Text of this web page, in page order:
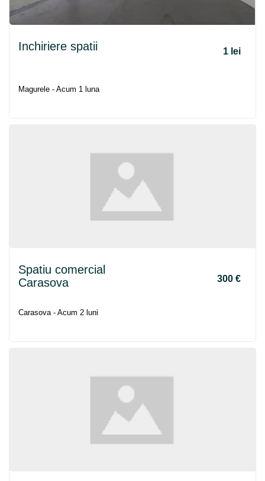
Inchiriere spatii 1 lei
Magurele - Acum 1 luna
Spatiu comercial
Carasova
300 €
Carasova - Acum 2 luni